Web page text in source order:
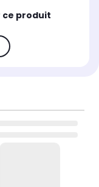
ce produit